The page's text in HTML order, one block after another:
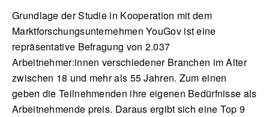
Grundlage der Studie in Kooperation mit dem
Marktforschungsunternehmen YouGov ist eine
repräsentative Befragung von 2.037
Arbeitnehmer:innen verschiedener Branchen im Alter
zwischen 18 und mehr als 55 Jahren. Zum einen
geben die Teilnehmenden ihre eigenen Bedürfnisse als
Arbeitnehmende preis. Daraus ergibt sich eine Top 9